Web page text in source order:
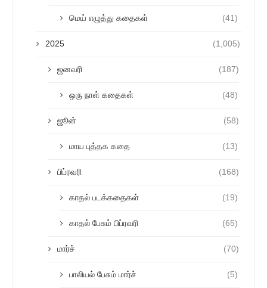
மெய் எழுத்து கதைகள் (41)
2025 (1,005)
ஜனவரி (187)
ஒரு நாள் கதைகள் (48)
ஜூன் (58)
மாய புத்தக கதை (13)
பிப்ரவரி (168)
காதல் படக்கதைகள் (19)
காதல் பேசும் பிப்ரவரி (65)
மார்ச் (70)
பாலியல் பேசும் மார்ச் (5)